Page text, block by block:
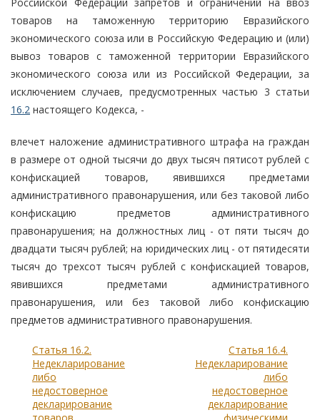
товаров на таможенную территорию Евразийского
экономического союза или в Российскую Федерацию и (или)
вывоз товаров с таможенной территории Евразийского
экономического союза или из Российской Федерации, за
исключением случаев, предусмотренных частью 3 статьи
16.2 настоящего Кодекса, -
влечет наложение административного штрафа на граждан
в размере от одной тысячи до двух тысяч пятисот рублей с
конфискацией товаров, явившихся предметами
административного правонарушения, или без таковой либо
конфискацию предметов административного
правонарушения; на должностных лиц - от пяти тысяч до
двадцати тысяч рублей; на юридических лиц - от пятидесяти
тысяч до трехсот тысяч рублей с конфискацией товаров,
явившихся предметами административного
правонарушения, или без таковой либо конфискацию
предметов административного правонарушения.
Статья 16.2.
Недекларирование
либо
недостоверное
декларирование
Статья 16.4.
Недекларирование
либо
недостоверное
декларирование